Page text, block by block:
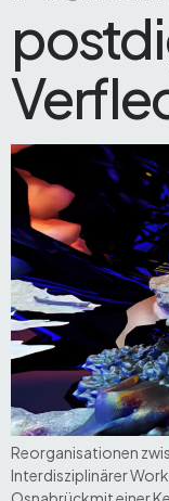
Reorganisationen
Interdisziplinärer